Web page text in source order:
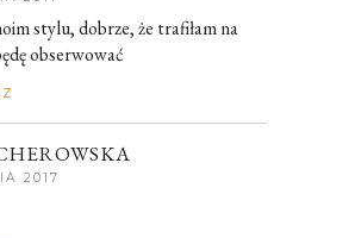
stylu, dobrze, że trafiłam na
obserwować
2017